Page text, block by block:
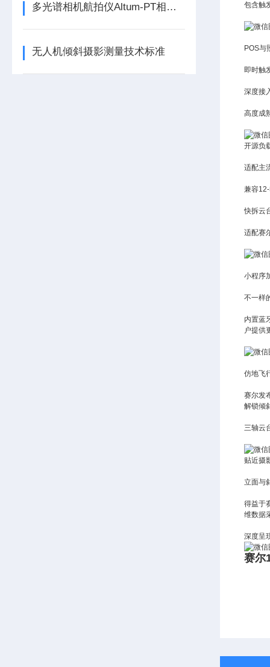
多光谱相机航拍仪Altum-PT相机代理现货
无人机倾斜摄影测量技术标准
包含触
POS与
即时触
深度接
高度成
开源负
适配主
兼容
快拆云
适配赛
小程序
不一样
内置蓝
户提供
仿地飞
赛尔发
解锁倾
三轴云
贴近摄
立面与
得益于
维数据
深度呈
赛尔